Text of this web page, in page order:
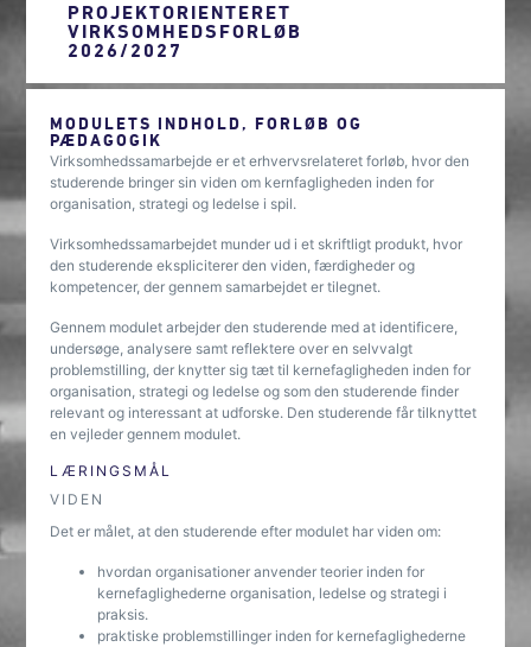
PROJEKTORIENTERET
VIRKSOMHEDSFORLØB
2026/2027
MODULETS INDHOLD, FORLØB OG
PÆDAGOGIK
Virksomhedssamarbejde er et erhvervsrelateret forløb, hvor den
studerende bringer sin viden om kernfagligheden inden for
organisation, strategi og ledelse i spil.
Virksomhedssamarbejdet munder ud i et skriftligt produkt, hvor
den studerende ekspliciterer den viden, færdigheder og
kompetencer, der gennem samarbejdet er tilegnet.
Gennem modulet arbejder den studerende med at identificere,
undersøge, analysere samt reflektere over en selvvalgt
problemstilling, der knytter sig tæt til kernefagligheden inden for
organisation, strategi og ledelse og som den studerende finder
relevant og interessant at udforske. Den studerende får tilknyttet
en vejleder gennem modulet.
LÆRINGSMÅL
VIDEN
Det er målet, at den studerende efter modulet har viden om:
hvordan organisationer anvender teorier inden for
kernefaglighederne organisation, ledelse og strategi i
praksis.
praktiske problemstillinger inden for kernefaglighederne